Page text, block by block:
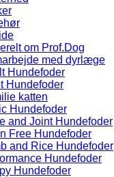
om Prof.Dog
med dyrlæge
Hundefoder
Hundefoder
katten
Hundefoder
and Joint Hundefoder
Free Hundefoder
and Rice Hundefoder
Hundefoder
Hundefoder